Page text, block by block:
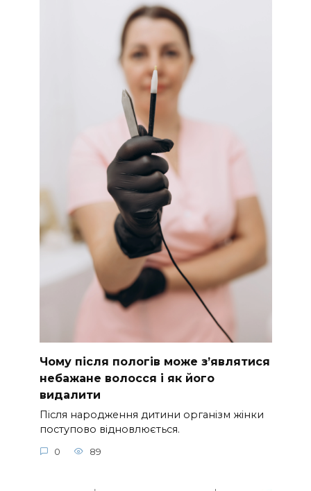
Чому після пологів може з’являтися
небажане волосся і як його
видалити
Після народження дитини організм жінки
поступово відновлюється.
0 89